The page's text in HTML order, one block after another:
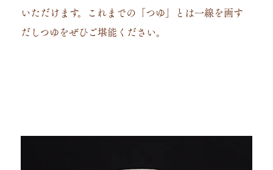
いただけます。これまでの「つゆ」とは⼀線を画す
だしつゆをぜひご堪能ください。